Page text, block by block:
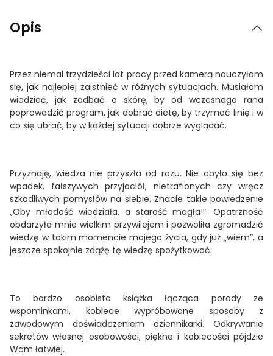
Opis
Przez niemal trzydzieści lat pracy przed kamerą nauczyłam
się, jak najlepiej zaistnieć w różnych sytuacjach. Musiałam
wiedzieć, jak zadbać o skórę, by od wczesnego rana
poprowadzić program, jak dobrać dietę, by trzymać linię i w
co się ubrać, by w każdej sytuacji dobrze wyglądać.
Przyznaję, wiedza nie przyszła od razu. Nie obyło się bez
wpadek, fałszywych przyjaciół, nietrafionych czy wręcz
szkodliwych pomysłów na siebie. Znacie takie powiedzenie
„Oby młodość wiedziała, a starość mogła!”. Opatrzność
obdarzyła mnie wielkim przywilejem i pozwoliła zgromadzić
wiedzę w takim momencie mojego życia, gdy już „wiem”, a
jeszcze spokojnie zdążę tę wiedzę spożytkować.
To bardzo osobista książka łącząca porady ze
wspominkami, kobiece wypróbowane sposoby z
zawodowym doświadczeniem dziennikarki. Odkrywanie
sekretów własnej osobowości, piękna i kobiecości pójdzie
Wam łatwiej.